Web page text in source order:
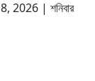
8, 2026 | শনিবার